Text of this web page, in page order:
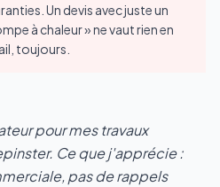
Un devis avec juste un
à chaleur » ne vaut rien en
toujours.
pour mes travaux
Ce que j'apprécie :
pas de rappels